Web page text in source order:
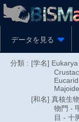
データを見る
分類 : [学名]
[和名] 真核生
物門 -
目 - 十